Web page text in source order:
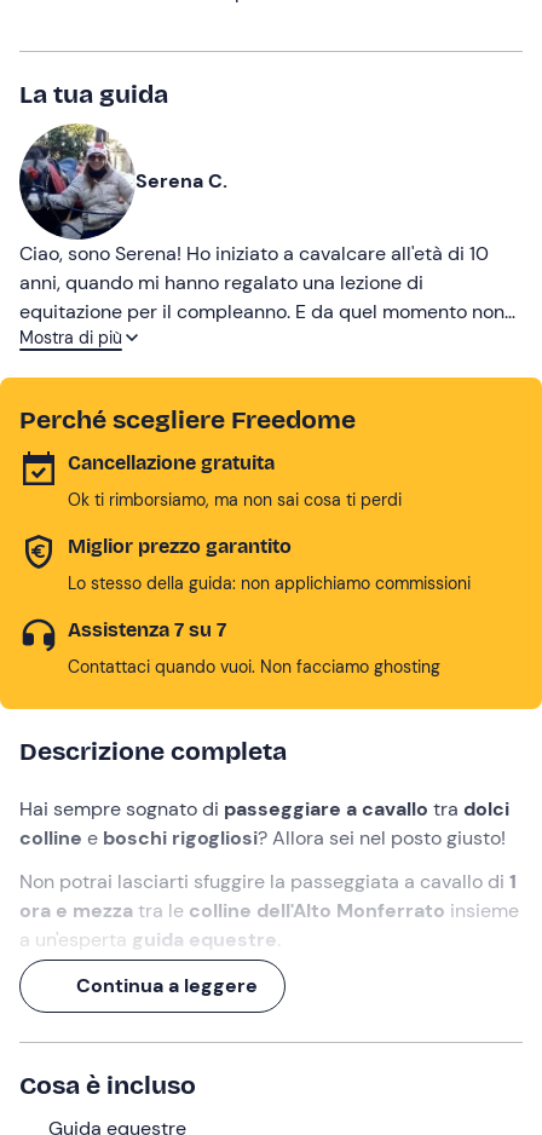
La tua guida
Serena C.
Ciao, sono Serena! Ho iniziato a cavalcare all'età di 10
anni, quando mi hanno regalato una lezione di
equitazione per il compleanno. E da quel momento non
ho mai smesso: ho trasformato la passione per i cavalli
Mostra di più
Perché scegliere Freedome
Cancellazione gratuita
Ok ti rimborsiamo, ma non sai cosa ti perdi
Miglior prezzo garantito
Lo stesso della guida: non applichiamo commissioni
Assistenza 7 su 7
Contattaci quando vuoi. Non facciamo ghosting
Descrizione completa
Hai sempre sognato di passeggiare a cavallo tra dolci
colline e boschi rigogliosi? Allora sei nel posto giusto!
Non potrai lasciarti sfuggire la passeggiata a cavallo di 1
ora e mezzatra le colline dell'Alto Monferrato insieme
a un'esperta guida equestre.
Avvicinati al mondo dell'equitazione passeggiando lungo
ilfiumee lasciandoti incantare dai meravigliosi
paesaggi.
Cosa faremo
Continua a leggere
Cosa è incluso
Guida equestre